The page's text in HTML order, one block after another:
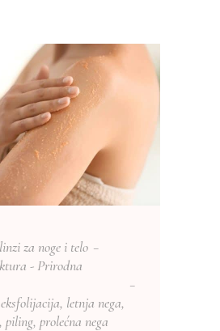
za noge i telo
- Prirodna
eksfolijacija, letnja nega,
, piling, prolećna nega